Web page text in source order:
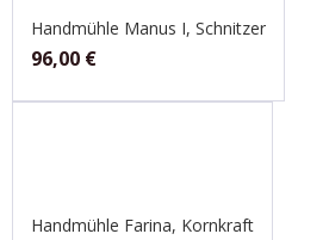
Handmühle Manus I, Schnitzer
96,00 €
Handmühle Farina, Kornkraft